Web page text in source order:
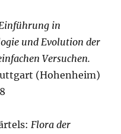
in
und Evolution der
Versuchen.
(Hohenheim)
Flora der